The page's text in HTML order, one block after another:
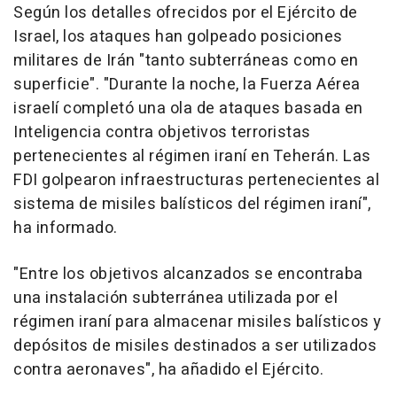
Según los detalles ofrecidos por el Ejército de
Israel, los ataques han golpeado posiciones
militares de Irán "tanto subterráneas como en
superficie". "Durante la noche, la Fuerza Aérea
israelí completó una ola de ataques basada en
Inteligencia contra objetivos terroristas
pertenecientes al régimen iraní en Teherán. Las
FDI golpearon infraestructuras pertenecientes al
sistema de misiles balísticos del régimen iraní",
ha informado.
"Entre los objetivos alcanzados se encontraba
una instalación subterránea utilizada por el
régimen iraní para almacenar misiles balísticos y
depósitos de misiles destinados a ser utilizados
contra aeronaves", ha añadido el Ejército.